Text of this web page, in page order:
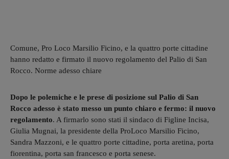
Comune, Pro Loco Marsilio Ficino, e la quattro porte cittadine
hanno redatto e firmato il nuovo regolamento del Palio di San
Rocco. Norme adesso chiare
Dopo le polemiche e le prese di posizione sul Palio di San
Rocco adesso è stato messo un punto chiaro e fermo: il nuovo
regolamento. A firmarlo sono stati il sindaco di Figline Incisa,
Giulia Mugnai, la presidente della ProLoco Marsilio Ficino,
Sandra Mazzoni, e le quattro porte cittadine, porta aretina, porta
fiorentina, porta san francesco e porta senese.